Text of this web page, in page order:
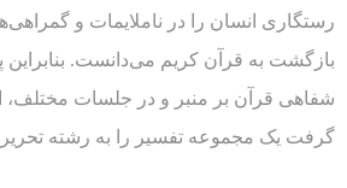
رستگاری انسان را در ناملایمات و
بازگشت به قرآن کریم می‌دانست.
گرفت یک مجموعه تفسیر را به رشته تحریر